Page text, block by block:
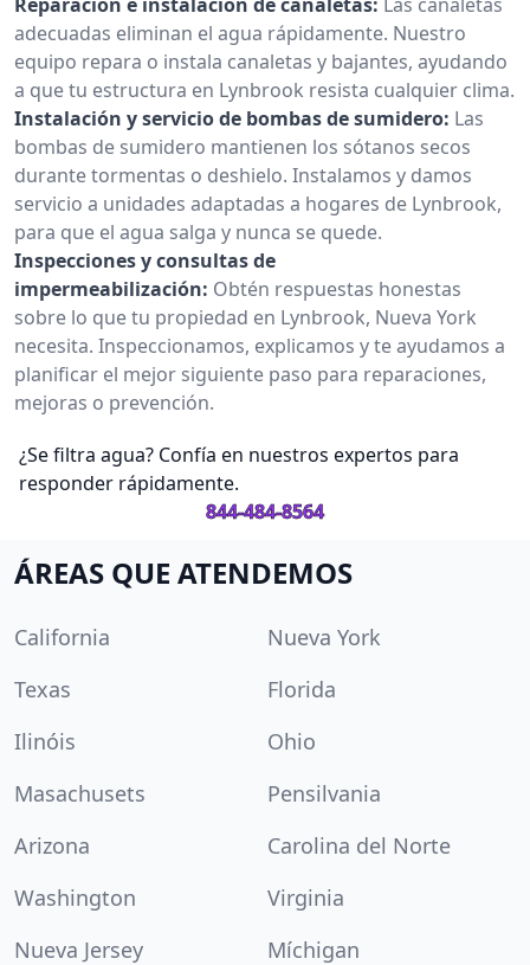
adecuadas eliminan el agua rápidamente. Nuestro
equipo repara o instala canaletas y bajantes, ayudando
a que tu estructura en Lynbrook resista cualquier clima.
Instalación y servicio de bombas de sumidero: Las
bombas de sumidero mantienen los sótanos secos
durante tormentas o deshielo. Instalamos y damos
servicio a unidades adaptadas a hogares de Lynbrook,
para que el agua salga y nunca se quede.
Inspecciones y consultas de
impermeabilización: Obtén respuestas honestas
sobre lo que tu propiedad en Lynbrook, Nueva York
necesita. Inspeccionamos, explicamos y te ayudamos a
planificar el mejor siguiente paso para reparaciones,
mejoras o prevención.
¿Se filtra agua? Confía en nuestros expertos para
responder rápidamente.
844-484-8564
ÁREAS QUE ATENDEMOS
California
Nueva York
Texas
Florida
Ilinóis
Ohio
Masachusets
Pensilvania
Arizona
Carolina del Norte
Washington
Virginia
Nueva Jersey
Míchigan